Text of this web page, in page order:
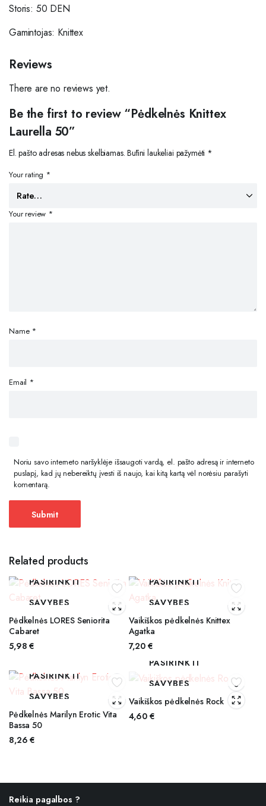
Storis: 50 DEN
Gamintojas: Knittex
Reviews
There are no reviews yet.
Be the first to review “Pėdkelnės Knittex
Laurella 50”
El. pašto adresas nebus skelbiamas. Būtini laukeliai pažymėti *
Your rating *
Your review *
Name *
Email *
Noriu savo interneto naršyklėje išsaugoti vardą, el. pašto adresą ir interneto
puslapį, kad jų nebereiktų įvesti iš naujo, kai kitą kartą vėl norėsiu parašyti
komentarą.
Related products
PASIRINKTI
SAVYBES
Pėdkelnės LORES Seniorita
Cabaret
5,98€
PASIRINKTI
SAVYBES
Vaikiškos pėdkelnės Knittex
Agatka
7,20 €
PASIRINKTI
SAVYBES
Pėdkelnės Marilyn Erotic Vita
Bassa 50
8,26€
PASIRINKTI
SAVYBES
Vaikiškos pėdkelnės Rock
4,60 €
Reikia pagalbos ?